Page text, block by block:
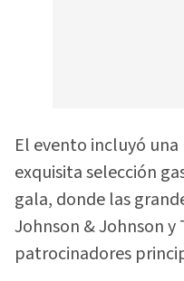
El evento incluyó
exquisita selección
gala, donde las
Johnson & Johnson
patrocinadores